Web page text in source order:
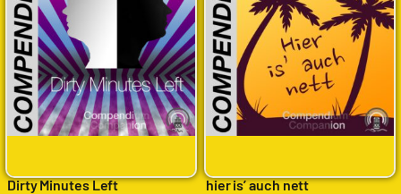
Dirty Minutes Left hier is’ auch nett